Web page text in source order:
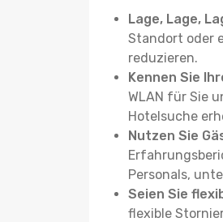
Lage, Lage,
Standort oder
reduzieren.
Kennen Sie
WLAN für Sie
Hotelsuche
Nutzen Sie
Personals,
Seien Sie
flexible